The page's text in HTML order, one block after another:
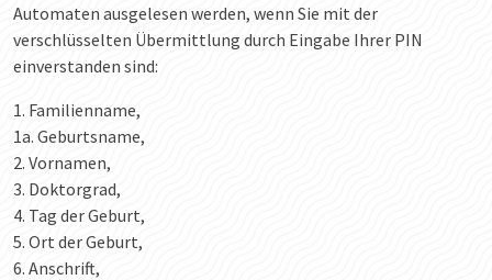
Automaten ausgelesen werden, wenn Sie mit der
verschlüsselten Übermittlung durch Eingabe Ihrer PIN
einverstanden sind:
1. Familienname,
1a. Geburtsname,
2. Vornamen,
3. Doktorgrad,
4. Tag der Geburt,
5. Ort der Geburt,
6. Anschrift,